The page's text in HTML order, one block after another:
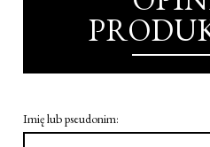
Imię lub pseudonim: